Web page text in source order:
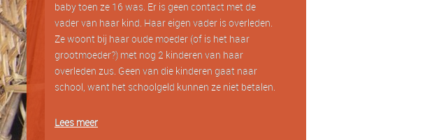
baby toen ze 16 was. Er is geen contact met de
vader van haar kind. Haar eigen vader is overleden.
Ze woont bij haar oude moeder (of is het haar
grootmoeder?) met nog 2 kinderen van haar
overleden zus. Geen van die kinderen gaat naar
school, want het schoolgeld kunnen ze niet betalen.
Lees meer